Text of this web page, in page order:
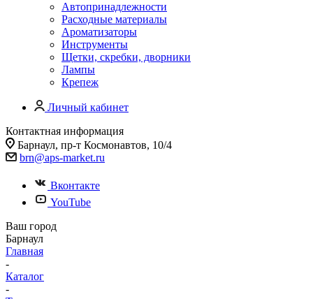
Автопринадлежности
Расходные материалы
Ароматизаторы
Инструменты
Щетки, скребки, дворники
Лампы
Крепеж
Личный кабинет
Контактная информация
Барнаул, пр-т Космонавтов, 10/4
brn@aps-market.ru
Вконтакте
YouTube
Ваш город
Барнаул
Главная
-
Каталог
-